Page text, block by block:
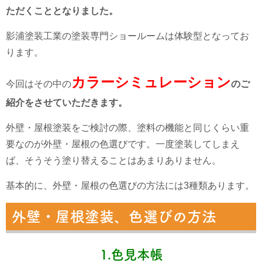
ただくこととなりました。
影浦塗装工業の塗装専門ショールームは体験型となってお
ります。
今回はその中のカラーシミュレーシ ョ ンのご
紹介をさせていただきます。
外壁・屋根塗装をご検討の際、塗料の機能と同じくらい重
要なのが外壁・屋根の色選びです。一度塗装してしまえ
ば、そうそう塗り替えることはあまりありません。
基本的に、外壁・屋根の色選びの方法には3種類あります。
外壁・屋根塗装、色選びの方法
1.色見本帳